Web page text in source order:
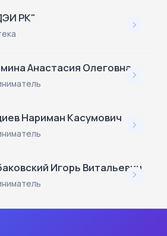
РК"
Анастасия Олеговна
Нариман Касумович
Игорь Витальевич